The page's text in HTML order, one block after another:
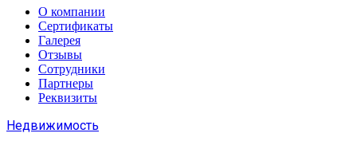
О компании
Сертификаты
Галерея
Отзывы
Сотрудники
Партнеры
Реквизиты
Недвижимость